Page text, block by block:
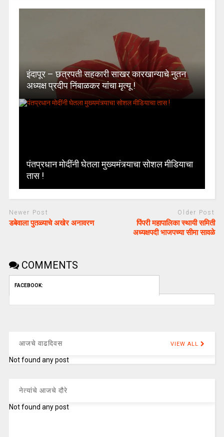
इंदापूर – छत्रपती सहकारी साखर कारखान्याचे नुतन
अध्यक्ष प्रदीप निंबाळकर यांचा मृत्यू !
पंतप्रधान मोदींनी घेतला मुख्यमंत्र्याचा सोशल मीडियाचा
तास !
Newer Post
डबेवाला पुतळ्याचे अखेर अनावरण
Older Post
पिंपरी महापालिका स्थायी समिती
अध्यक्षपदी भाजपच्या सीमा सावळे
COMMENTS
FACEBOOK:
आजचे वाढदिवस VIEW ALL
Not found any post
नेत्यांचे आजचे दौरे
Not found any post